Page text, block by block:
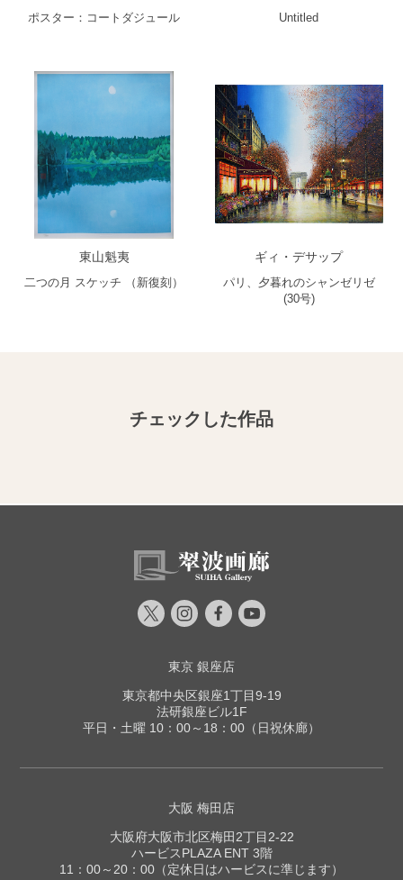
ポスター：コートダジュール Untitled
東山魁夷
二つの月 スケッチ （新復刻）
ギィ・デサップ
パリ、夕暮れのシャンゼリゼ
(30号)
チェックした作品
東京 銀座店
東京都中央区銀座1丁目9-19
法研銀座ビル1F
平日・土曜 10：00～18：00（日祝休廊）
大阪 梅田店
大阪府大阪市北区梅田2丁目2-22
ハービスPLAZA ENT 3階
11：00～20：00（定休日はハービスに準じます）